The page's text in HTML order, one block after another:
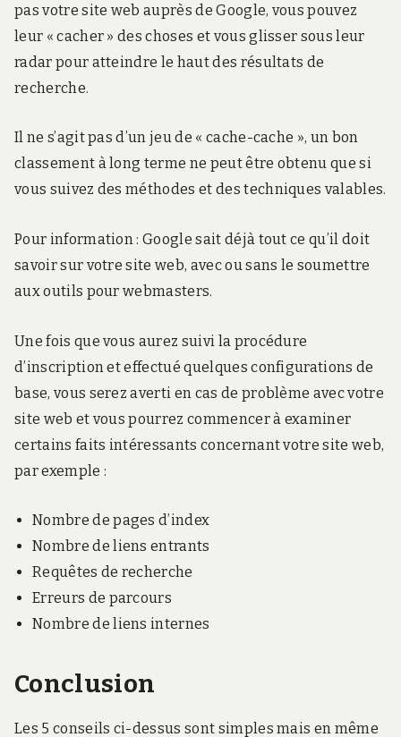
pas votre site web auprès de Google, vous pouvez
leur « cacher » des choses et vous glisser sous leur
radar pour atteindre le haut des résultats de
recherche.
Il ne s’agit pas d’un jeu de « cache-cache », un bon
classement à long terme ne peut être obtenu que si
vous suivez des méthodes et des techniques valables.
Pour information : Google sait déjà tout ce qu’il doit
savoir sur votre site web, avec ou sans le soumettre
aux outils pour webmasters.
Une fois que vous aurez suivi la procédure
d’inscription et effectué quelques configurations de
base, vous serez averti en cas de problème avec votre
site web et vous pourrez commencer à examiner
certains faits intéressants concernant votre site web,
par exemple :
Nombre de pages d’index
Nombre de liens entrants
Requêtes de recherche
Erreurs de parcours
Nombre de liens internes
Conclusion
Les 5 conseils ci-dessus sont simples mais en même